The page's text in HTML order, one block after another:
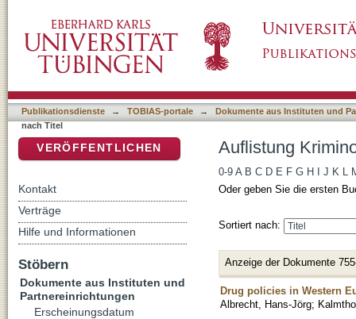
Publikationsdienste → TOBIAS-portale →
Dokumente aus Instituten und
nach Titel
Auflistung
0-9 A B C D E F G H J K L
Oder geben Sie die ersten
Sortiert nach:
Anzeige der Dokumente
Drug policies in Western
Albrecht, Hans-Jörg;
VERÖFFENTLICHEN
Kontakt
Verträge
Hilfe und Informationen
Stöbern
Dokumente aus Instituten und
Partnereinrichtungen
Erscheinungsdatum